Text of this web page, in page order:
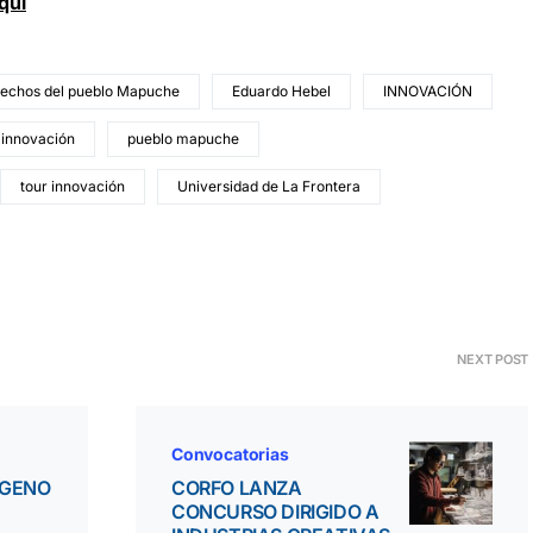
del pueblo Mapuche Eduardo Hebel INNOVACIÓN
pueblo mapuche
tour innovación Universidad de La Frontera
NEXT POST
Convocatorias
CORFO LANZA
CONCURSO DIRIGIDO A